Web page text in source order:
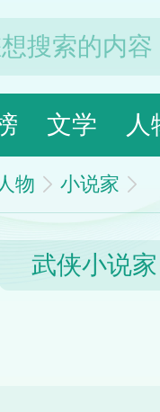
文学 人
物 小说家
武侠小说家